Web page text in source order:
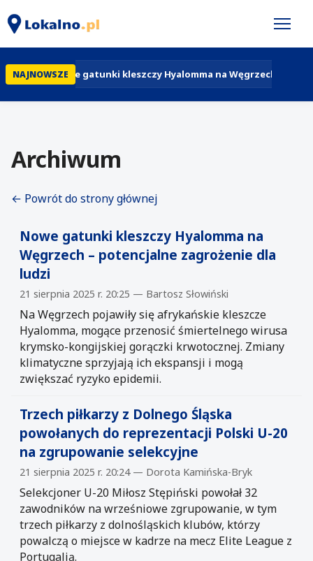
NAJNOWSZENowe gatunki kleszczy Hyalomma na Węgrzech –
Archiwum
← Powrót do strony głównej
Nowe gatunki kleszczy Hyalomma na
Węgrzech – potencjalne zagrożenie dla
ludzi
21 sierpnia 2025 r. 20:25 — Bartosz Słowiński
Na Węgrzech pojawiły się afrykańskie kleszcze
Hyalomma, mogące przenosić śmiertelnego wirusa
krymsko-kongijskiej gorączki krwotocznej. Zmiany
klimatyczne sprzyjają ich ekspansji i mogą
zwiększać ryzyko epidemii.
Trzech piłkarzy z Dolnego Śląska
powołanych do reprezentacji Polski U-20
na zgrupowanie selekcyjne
21 sierpnia 2025 r. 20:24 — Dorota Kamińska-Bryk
Selekcjoner U-20 Miłosz Stępiński powołał 32
zawodników na wrześniowe zgrupowanie, w tym
trzech piłkarzy z dolnośląskich klubów, którzy
powalczą o miejsce w kadrze na mecz Elite League z
Portugalią.